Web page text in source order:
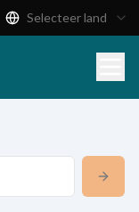
Selecteer land